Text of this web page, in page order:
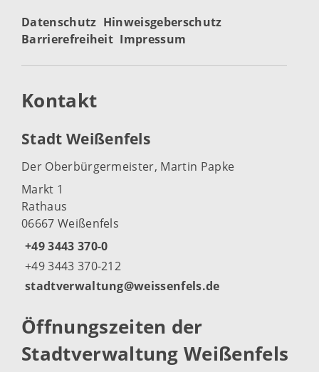
Datenschutz Hinweisgeberschutz
Barrierefreiheit Impressum
Kontakt
Stadt Weißenfels
Der Oberbürgermeister, Martin Papke
Markt 1
Rathaus
06667 Weißenfels
+49 3443 370-0
+49 3443 370-212
stadtverwaltung@weissenfels.de
Öffnungszeiten der
Stadtverwaltung Weißenfels